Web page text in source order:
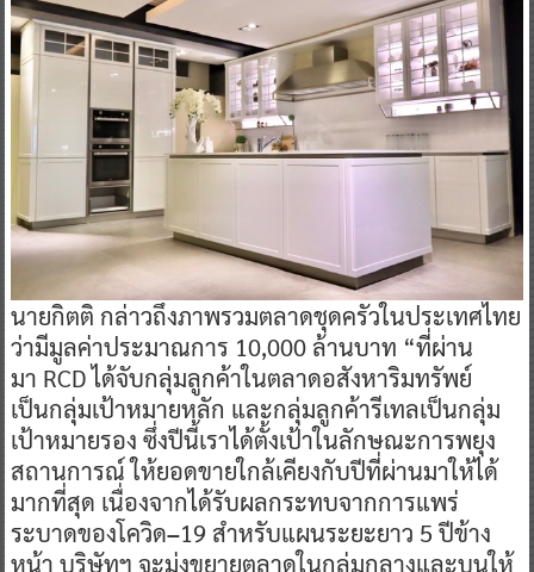
นายกิตติ กล่าวถึงภาพรวมตลาดชุดครัวในประเทศไทย
ว่ามีมูลค่าประมาณการ 10,000 ล้านบาท “ที่ผ่าน
มา RCDได้จับกลุ่มลูกค้าในตลาดอสังหาริมทรัพย์
เป็นกลุ่มเป้าหมายหลัก และกลุ่มลูกค้ารีเทลเป็นกลุ่ม
เป้าหมายรอง ซึ่งปีนี้เราได้ตั้งเป้าในลักษณะการพยุง
สถานการณ์ ให้ยอดขายใกล้เคียงกับปีที่ผ่านมาให้ได้
มากที่สุด เนื่องจากได้รับผลกระทบจากการแพร่
ระบาดของโควิด–19 สำหรับแผนระยะยาว 5 ปีข้าง
หน้า บริษัทฯ จะมุ่งขยายตลาดในกลุ่มกลางและบนให้